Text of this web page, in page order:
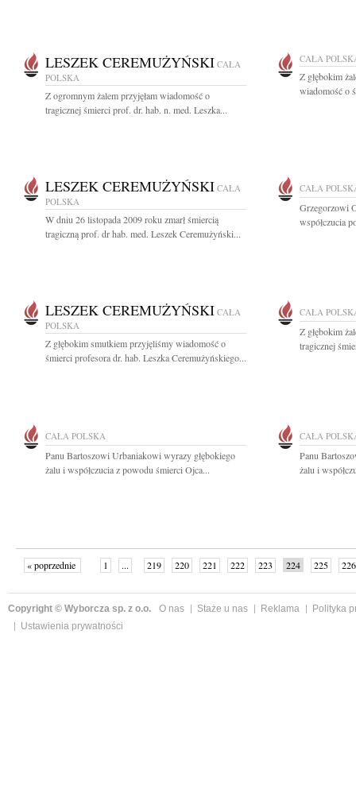
LESZEK CEREMUŻYŃSKI CAŁA
POLSKA
Z ogromnym żalem przyjęłam wiadomość o
tragicznej śmierci prof. dr. hab. n. med. Leszka...
CAŁA
Z głębokim
wiadomość o
LESZEK CEREMUŻYŃSKI CAŁA
POLSKA
W dniu 26 listopada 2009 roku zmarł śmiercią
tragiczną prof. dr hab. med. Leszek Ceremużyński...
CAŁA
Grzegorzowi
współczucia
LESZEK CEREMUŻYŃSKI CAŁA
POLSKA
Z głębokim smutkiem przyjęliśmy wiadomość o
śmierci profesora dr. hab. Leszka Ceremużyńskiego...
CAŁA
Z głębokim
tragicznej
CAŁA POLSKA
Panu Bartoszowi Urbaniakowi wyrazy głębokiego
żalu i współczucia z powodu śmierci Ojca...
CAŁA
Panu
żalu i
« poprzednie 1 ... 219 220 221 222 223 224 225
226
Copyright © Wyborcza sp. z o.o. O nas Staże u nas Reklama
Polityka
Ustawienia prywatności